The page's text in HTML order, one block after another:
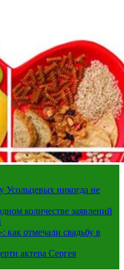
Усольцевых никогда не
количестве заявлений
как отмечали свадьбу в
актера Сергея